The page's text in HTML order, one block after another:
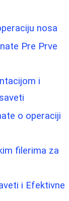
nosa
Pre Prve
i
o operaciji
filerima za
i Efektivne